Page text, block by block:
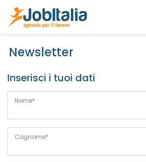
Newsletter
Inserisci i tuoi dati
Nome*
Cognome*